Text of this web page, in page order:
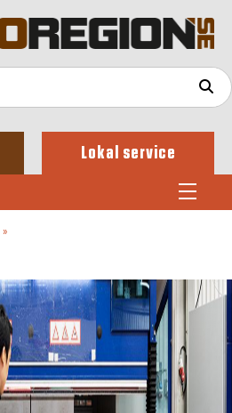
Lokal service
»